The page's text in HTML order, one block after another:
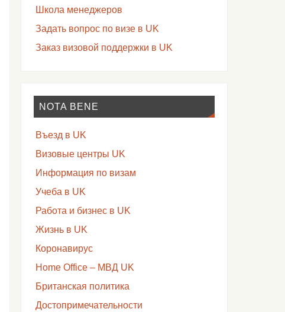
Школа менеджеров
Задать вопрос по визе в UK
Заказ визовой поддержки в UK
NOTA BENE
Въезд в UK
Визовые центры UK
Информация по визам
Учеба в UK
Работа и бизнес в UK
Жизнь в UK
Коронавирус
Home Office – МВД UK
Британская политика
Достопримечательности